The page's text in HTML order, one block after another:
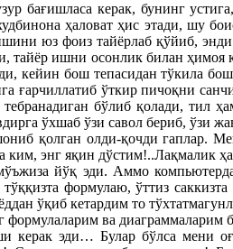
бағишласа керак, бунинг
ҳаловат ҳис этади, шу
юз фоиз тайёрлаб қўйиб,
тайёр ишни осонлик билан
кейин бош тепасидан тўкила
ғарчиллатиб ўткир пичоқни
бўлиб қолади, тил
ўхшаб ўзи савол бериб, ўзи
қолган олди-қочди гаплар.
энг яқин дўстим!..Лақмалик
йўқ эди. Аммо
формулаю, ўттиз
ўқиб кетардим то
ва диаграммаларим
эди… Булар бўлса мени